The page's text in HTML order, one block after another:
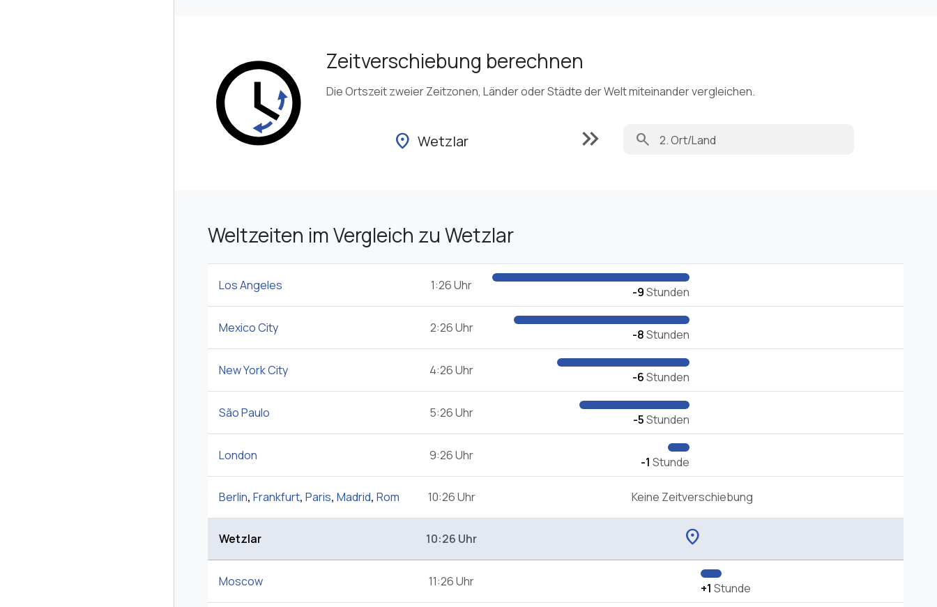
Zeitverschiebung berechnen
Die Ortszeit zweier Zeitzonen, Länder oder Städte der Welt miteinander vergleichen.
location_on Wetzlar keyboard_double_arrow_right search
Weltzeiten im Vergleich zu Wetzlar
Los Angeles 1:26 Uhr -9Stunden
Mexico City 2:26 Uhr -8Stunden
New York City 4:26 Uhr -6Stunden
São Paulo 5:26 Uhr -5Stunden
London 9:26 Uhr -1 Stunde
Berlin, Frankfurt, Paris, Madrid, Rom 10:26 Uhr Keine Zeitverschiebung
Wetzlar 10:26 Uhr location_on
Moscow 11:26 Uhr +1 Stunde